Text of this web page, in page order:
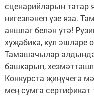
сценарийларын татар
нигезләнеп үзе яза.
аншлаг белән үтә!
хуҗабикә, кул эшләре
Тамашачылар
башкарып,
Конкурста җиңүчегә
мең сумга